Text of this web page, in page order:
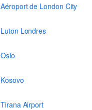
Aéroport de London City
Luton Londres
Oslo
Kosovo
Tirana Airport